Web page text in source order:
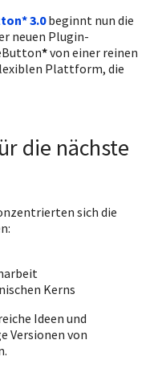
*3.0beginnt nun die
neuen Plugin-
*von einer reinen
Plattform, die
die nächste
sich die
Kerns
Ideen und
Versionen von